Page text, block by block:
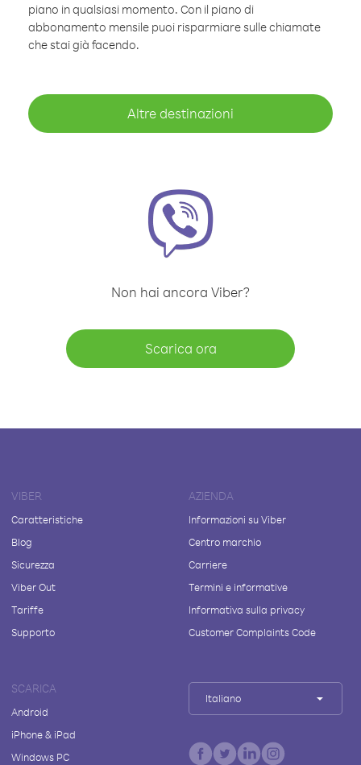
piano in qualsiasi momento. Con il piano di
abbonamento mensile puoi risparmiare sulle chiamate
che stai già facendo.
Altre destinazioni
Non hai ancora Viber?
Scarica ora
VIBER
Caratteristiche
Blog
Sicurezza
Viber Out
Tariffe
Supporto
AZIENDA
Informazioni su Viber
Centro marchio
Carriere
Termini e informative
Informativa sulla privacy
Customer Complaints Code
SCARICA
Android
iPhone & iPad
Windows PC
Italiano